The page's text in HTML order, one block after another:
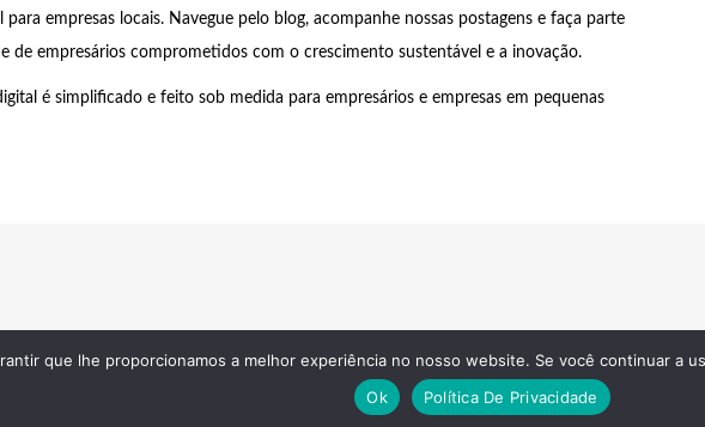
empresas locais. Navegue pelo blog, acompanhe nossas postagens e faça parte
de empresários comprometidos com o crescimento sustentável e a inovação.
é simplificado e feito sob medida para empresários e empresas em pequenas
© 2026 Agência Intenção • Estratégia, Sites, Tráfego Pago e Orgânico Theme by Scissor Themes
que lhe proporcionamos a melhor experiência no nosso website. Se você continuar a
Ok
Política De Privacidade